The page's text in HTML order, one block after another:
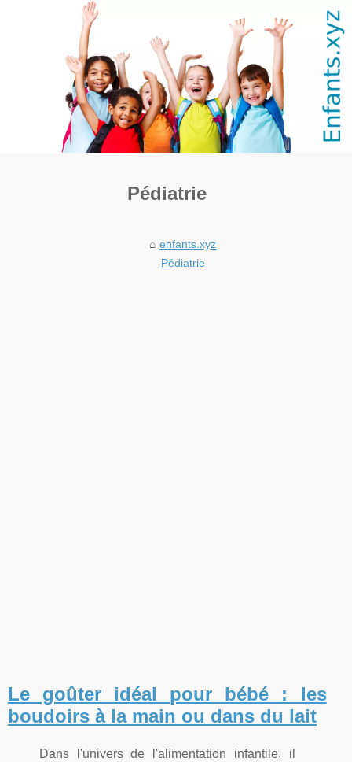
Pédiatrie
enfants.xyz
Pédiatrie
Le goûter idéal pour bébé : les
boudoirs à la main ou dans du lait
Dans l'univers de l'alimentation infantile, il